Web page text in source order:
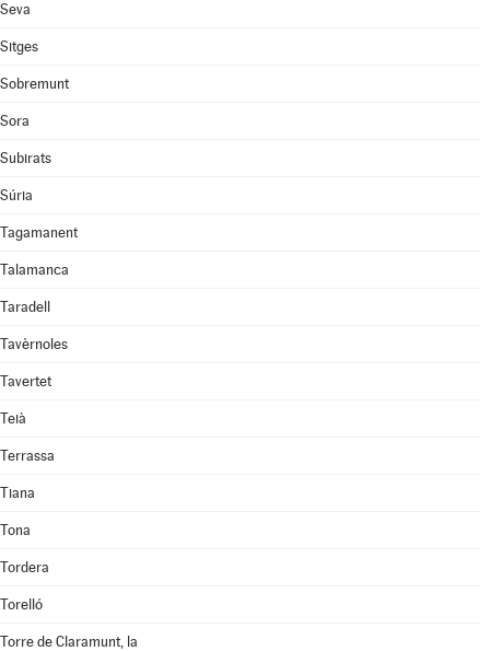
Seva
Sitges
Sobremunt
Sora
Subirats
Súria
Tagamanent
Talamanca
Taradell
Tavèrnoles
Tavertet
Teià
Terrassa
Tiana
Tona
Tordera
Torelló
Torre de Claramunt, la